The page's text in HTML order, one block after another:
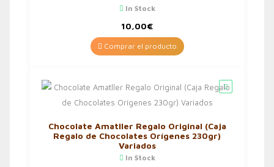
In Stock
10,00€
Comprar el producto
Chocolate Amatller Regalo Original (Caja
Regalo de Chocolates Orígenes 230gr)
Variados
In Stock